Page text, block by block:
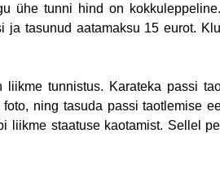
ühe tunni hind on
ja tasunud aatamaksu 15 eurot. Kl
liikme tunnistus. Karateka passi
ning tasuda passi taotlemise
liikme staatuse kaotamist. Sellel